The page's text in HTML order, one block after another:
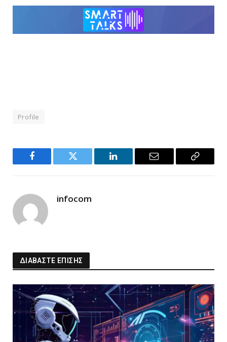
Profile
Facebook Twitter LinkedIn Email
Copy
infocom
ΔΙΑΒΑΣΤΕ ΕΠΙΣΗΣ